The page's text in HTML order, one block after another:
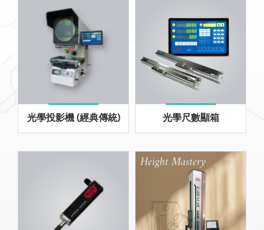
光學投影機 (經典傳統) 光學尺數顯箱